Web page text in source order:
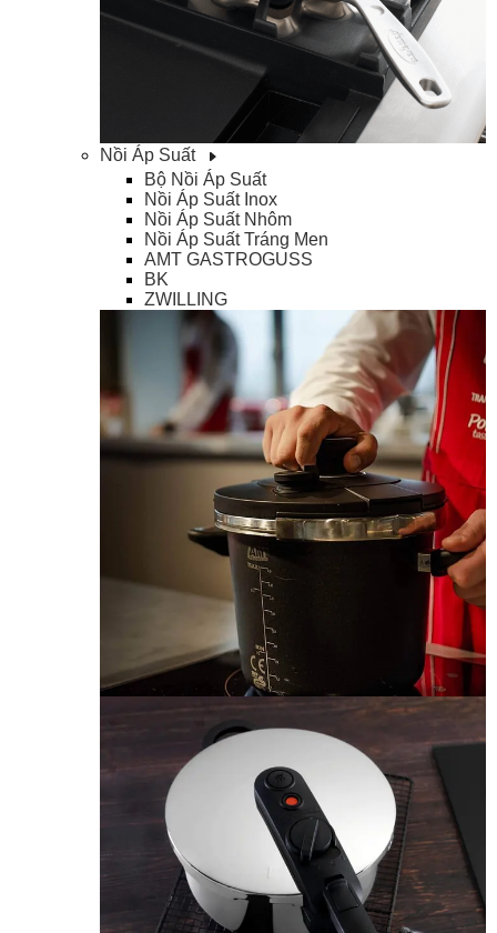
Nồi Áp Suất
Bộ Nồi Áp Suất
Nồi Áp Suất Inox
Nồi Áp Suất Nhôm
Nồi Áp Suất Tráng Men
AMT GASTROGUSS
BK
ZWILLING